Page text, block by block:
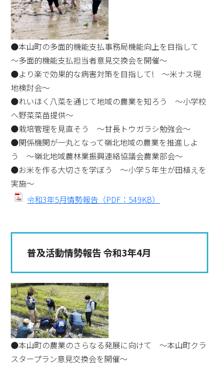
●本山町の多面的機能支払事務局機能向上を目指して
～多面的機能支払担当者意見交換会を開催～
●より楽で効果的な病害対策を目指して! ～米ナス現
地検討会～
●れいほく八菜を通じて地域の農業を知ろう ～小学校
へ野菜菜苗提供～
●栽培管理を見直そう ～甘長トウガラシ勉強会～
●関係機関が一丸となって嶺北地域の農業を推進しよ
う ～嶺北地域農林業振興連絡協議会農業部会～
●お米を作る大切さを学ぼう ～小学５年生が田植えを
実施～
令和3年5月情勢報告（PDF：549KB）
普及活動情勢報告 令和3年4月
●本山町の農業のさらなる発展に向けて ～本山町クラ
スタープラン意見交換会を開催～